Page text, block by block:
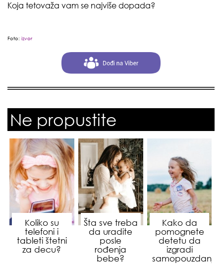
Koja tetovaža vam se najviše dopada?
Foto: izvor
Ne propustite
Koliko su
telefoni i
tableti štetni
za decu?
Šta sve treba
da uradite
posle
rođenja
bebe?
Kako da
pomognete
detetu da
izgradi